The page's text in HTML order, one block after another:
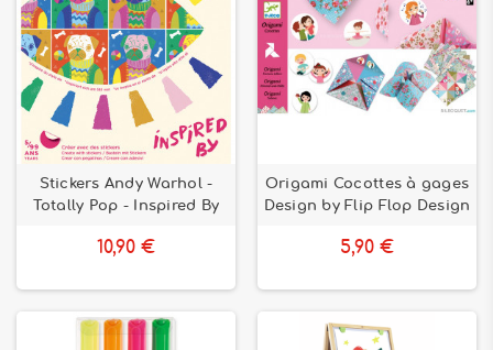
Stickers Andy Warhol -
Totally Pop - Inspired By
10,90 €
Origami Cocottes à gages
Design by Flip Flop Design
5,90 €